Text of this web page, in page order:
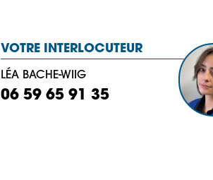
VOTRE INTERLOCUTEUR
LÉA BACHE-WIIG
06 59 65 91 35